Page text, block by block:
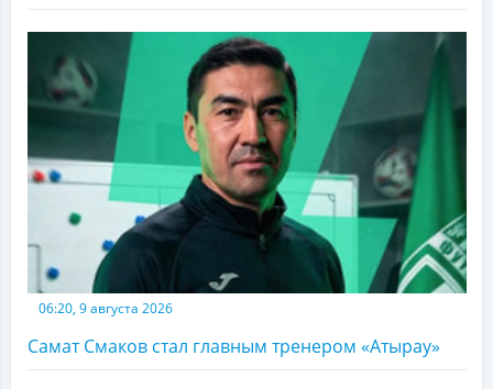
06:20, 9 августа 2026
Самат Смаков стал главным тренером «Атырау»